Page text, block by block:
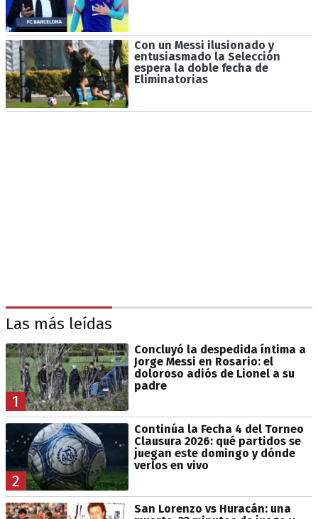
Con un Messi ilusionado y
entusiasmado la Selección
espera la doble fecha de
Eliminatorias
Las más leídas
1
Concluyó la despedida íntima a
Jorge Messi en Rosario: el
doloroso adiós de Lionel a su
padre
2
Continúa la Fecha 4 del Torneo
Clausura 2026: qué partidos se
juegan este domingo y dónde
verlos en vivo
San Lorenzo vs Huracán: una